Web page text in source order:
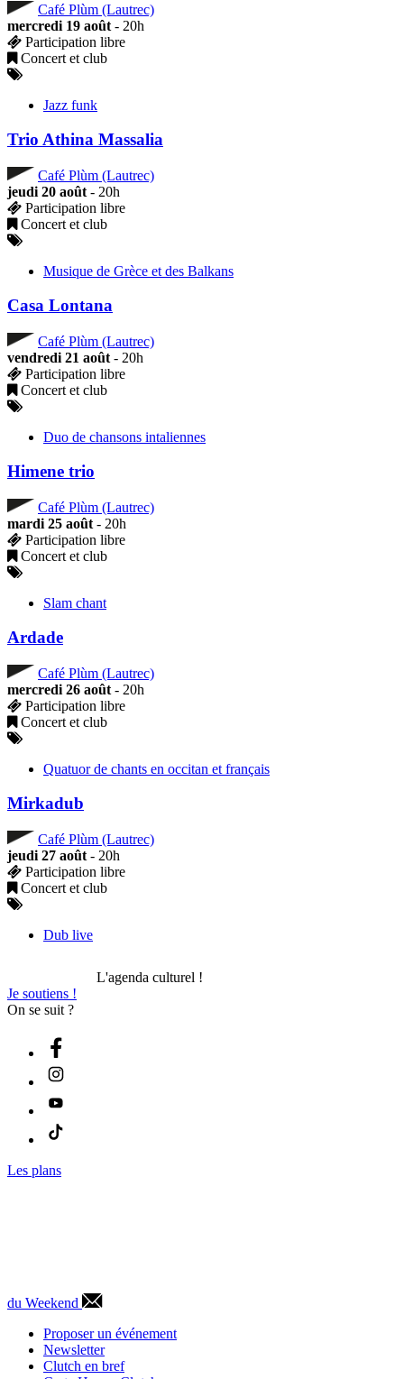
Café Plùm (Lautrec)
mercredi 19 août - 20h
Participation libre
Concert et club
Jazz funk
Trio Athina Massalia
Café Plùm (Lautrec)
jeudi 20 août - 20h
Participation libre
Concert et club
Musique de Grèce et des Balkans
Casa Lontana
Café Plùm (Lautrec)
vendredi 21 août - 20h
Participation libre
Concert et club
Duo de chansons intaliennes
Himene trio
Café Plùm (Lautrec)
mardi 25 août - 20h
Participation libre
Concert et club
Slam chant
Ardade
Café Plùm (Lautrec)
mercredi 26 août - 20h
Participation libre
Concert et club
Quatuor de chants en occitan et français
Mirkadub
Café Plùm (Lautrec)
jeudi 27 août - 20h
Participation libre
Concert et club
Dub live
L'agenda culturel !
Je soutiens !
On se suit ?
Les plans
du Weekend
Proposer un événement
Newsletter
Clutch en bref